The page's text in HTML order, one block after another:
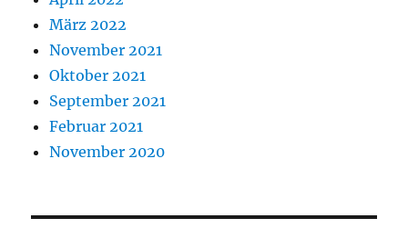
März 2022
November 2021
Oktober 2021
September 2021
Februar 2021
November 2020